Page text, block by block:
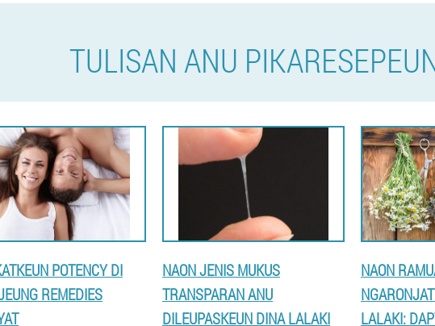
TULISAN ANU
POTENCY DI
REMEDIES
NAON JENIS MUKUS
TRANSPARAN ANU
DILEUPASKEUN DINA LALAKI
NAON
LALAKI: